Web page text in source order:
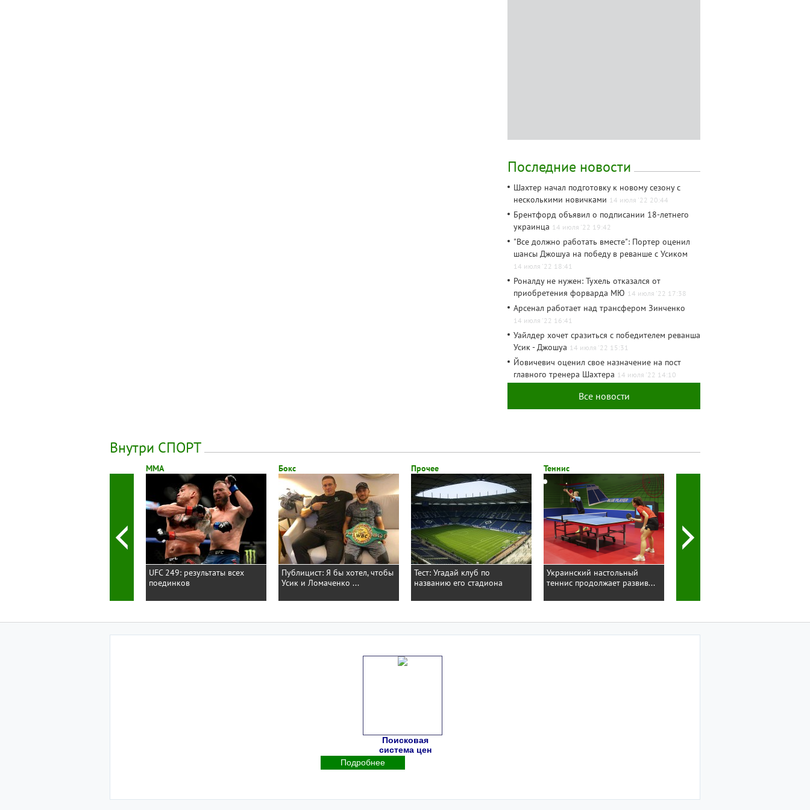
Последние новости
Шахтер начал подготовку к новому сезону с
несколькими новичками 14 июля '22 20:44
Брентфорд объявил о подписании 18-летнего
украинца 14 июля '22 19:42
"Все должно работать вместе": Портер оценил
шансы Джошуа на победу в реванше с Усиком
14 июля '22 18:41
Роналду не нужен: Тухель отказался от
приобретения форварда МЮ 14 июля '22 17:38
Арсенал работает над трансфером Зинченко
14 июля '22 16:41
Уайлдер хочет сразиться с победителем реванша
Усик - Джошуа 14 июля '22 15:31
Йовичевич оценил свое назначение на пост
главного тренера Шахтера 14 июля '22 14:10
Все новости
Внутри СПОРТ
ММА
UFC 249: результаты всех
поединков
Бокс
Публицист: Я бы хотел, чтобы
Усик и Ломаченко ...
Прочее
Тест: Угадай клуб по
названию его стадиона
Теннис
Украинский настольный
теннис продолжает развив...
Поисковая
система цен
Подробнее